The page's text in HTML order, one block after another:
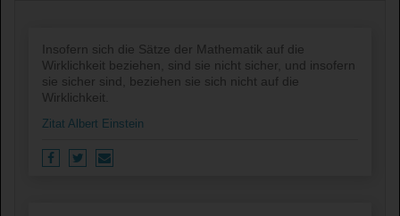
Insofern sich die Sätze der Mathematik auf die
Wirklichkeit beziehen, sind sie nicht sicher, und insofern
sie sicher sind, beziehen sie sich nicht auf die
Wirklichkeit.
Zitat Albert Einstein